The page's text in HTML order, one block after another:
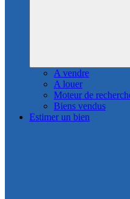
A vendre
A louer
Moteur de
Biens vendus
Estimer un bien